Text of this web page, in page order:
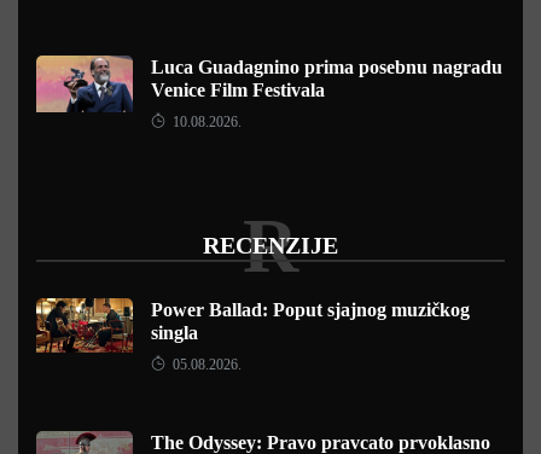
Luca Guadagnino prima posebnu nagradu
Venice Film Festivala
10.08.2026.
RECENZIJE
R
Power Ballad: Poput sjajnog muzičkog
singla
05.08.2026.
The Odyssey: Pravo pravcato prvoklasno